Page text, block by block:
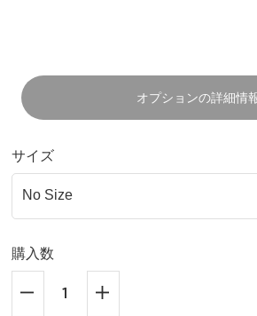
オプションの詳細情
サイズ
購入数